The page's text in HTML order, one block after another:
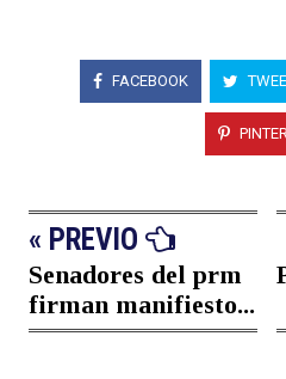
FACEBOOK
« PREVIO
Senadores del prm
firman manifiesto...